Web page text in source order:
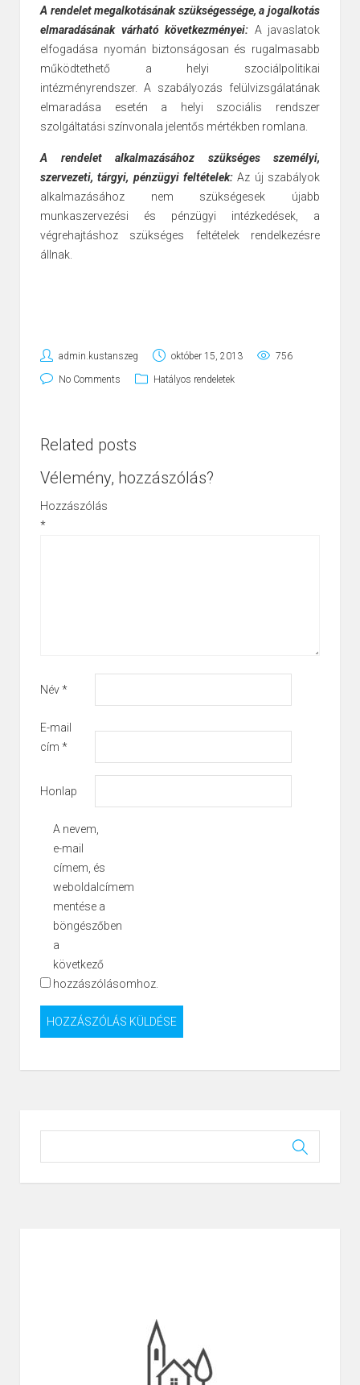
A rendelet megalkotásának szükségessége, a jogalkotás
elmaradásának várható következményei: A javaslatok
elfogadása nyomán biztonságosan és rugalmasabb
működtethető a helyi szociálpolitikai
intézményrendszer. A szabályozás felülvizsgálatának
elmaradása esetén a helyi szociális rendszer
szolgáltatási színvonala jelentős mértékben romlana.
A rendelet alkalmazásához szükséges személyi,
szervezeti, tárgyi, pénzügyi feltételek: Az új szabályok
alkalmazásához nem szükségesek újabb
munkaszervezési és pénzügyi intézkedések, a
végrehajtáshoz szükséges feltételek rendelkezésre
állnak.
admin.kustanszeg október 15, 2013 756
No Comments Hatályos rendeletek
Related posts
Vélemény, hozzászólás?
Hozzászólás
*
Név*
E-mail
cím *
Honlap
A nevem,
e-mail
címem, és
weboldalcímem
mentése a
böngészőben
a
következő
hozzászólásomhoz.